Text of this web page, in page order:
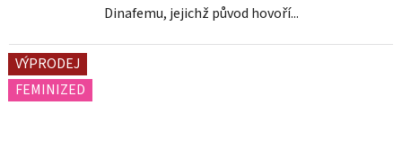
Dinafemu, jejichž původ hovoří...
VÝPRODEJ
FEMINIZED